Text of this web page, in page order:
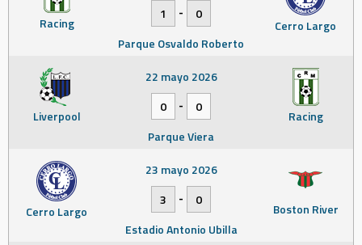
Racing Cerro Largo
1
-
0
Parque Osvaldo Roberto
Liverpool Racing
22 mayo 2026
0
-
0
Parque Viera
Cerro Largo Boston River
23 mayo 2026
3
-
0
Estadio Antonio Ubilla